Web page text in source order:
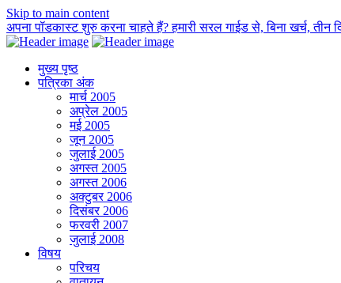
Skip to main content
अपना पॉडकास्ट शुरु करना चाहते हैं? हमारी सरल गाईड से, बिना खर्च, तीन
मुख्य पृष्ठ
पत्रिका अंक
मार्च 2005
अप्रेल 2005
मई 2005
जून 2005
जुलाई 2005
अगस्त 2005
अगस्त 2006
अक्टुबर 2006
दिसंबर 2006
फरवरी 2007
जुलाई 2008
विषय
परिचय